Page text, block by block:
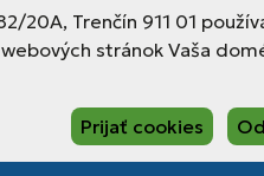
20A, Trenčín 911 01
stránok Vaša
Prijať cookies